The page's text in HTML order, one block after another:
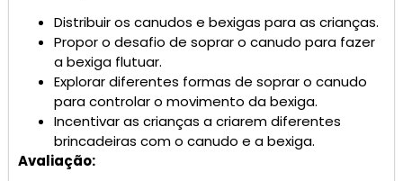
Distribuir os canudos e bexigas para as crianças.
Propor o desafio de soprar o canudo para fazer
a bexiga flutuar.
Explorar diferentes formas de soprar o canudo
para controlar o movimento da bexiga.
Incentivar as crianças a criarem diferentes
brincadeiras com o canudo e a bexiga.
Avaliação: